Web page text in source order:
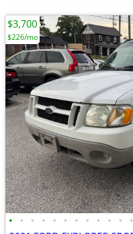
• • • • • • • • • • • •
$3,700
$226/mo